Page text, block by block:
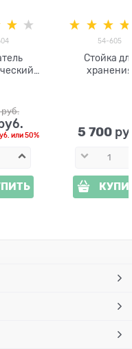
604
руб.
или50%
54-605
Стойка
хранения
5 700